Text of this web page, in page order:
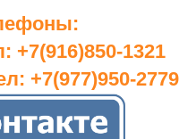
+7(916)850-1321
+7(977)950-2779